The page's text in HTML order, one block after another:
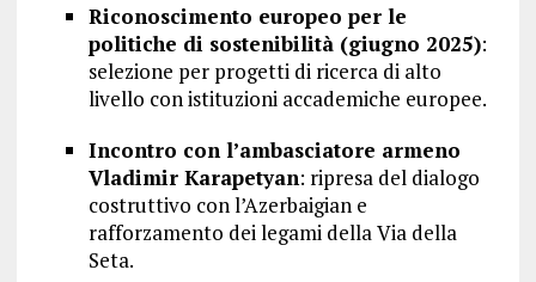
Riconoscimento europeo per le
politiche di sostenibilità (giugno 2025):
selezione per progetti di ricerca di alto
livello con istituzioni accademiche europee.
Incontro con l’ambasciatore armeno
Vladimir Karapetyan: ripresa del dialogo
costruttivo con l’Azerbaigian e
rafforzamento dei legami della Via della
Seta.